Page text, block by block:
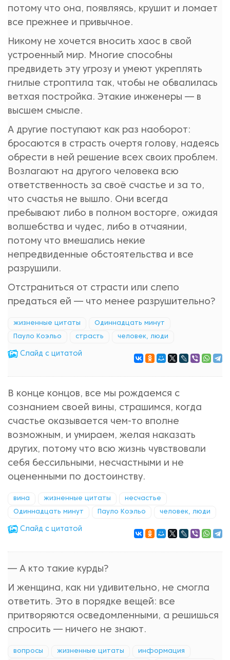
потому что она, появляясь, крушит и ломает
все прежнее и привычное.
Никому не хочется вносить хаос в свой
устроенный мир. Многие способны
предвидеть эту угрозу и умеют укреплять
гнилые строптила так, чтобы не обвалилась
ветхая постройка. Этакие инженеры — в
высшем смысле.
А другие поступают как раз наоборот:
бросаются в страсть очертя голову, надеясь
обрести в ней решение всех своих проблем.
Возлагают на другого человека всю
ответственность за своё счастье и за то,
что счастья не вышло. Они всегда
пребывают либо в полном восторге, ожидая
волшебства и чудес, либо в отчаянии,
потому что вмешались некие
непредвиденные обстоятельства и все
разрушили.
Отстраниться от страсти или слепо
предаться ей — что менее разрушительно?
жизненные цитаты Одиннадцать минут
Пауло Коэльо страсть человек, люди
Cлайд с цитатой
В конце концов, все мы рождаемся с
сознанием своей вины, страшимся, когда
счастье оказывается чем-то вполне
возможным, и умираем, желая наказать
других, потому что всю жизнь чувствовали
себя бессильными, несчастными и не
оцененными по достоинству.
вина жизненные цитаты несчастье
Одиннадцать минут Пауло Коэльо человек, люди
Cлайд с цитатой
— А кто такие курды?
И женщина, как ни удивительно, не смогла
ответить. Это в порядке вещей: все
притворяются осведомленными, а решишься
спросить — ничего не знают.
вопросы жизненные цитаты информация